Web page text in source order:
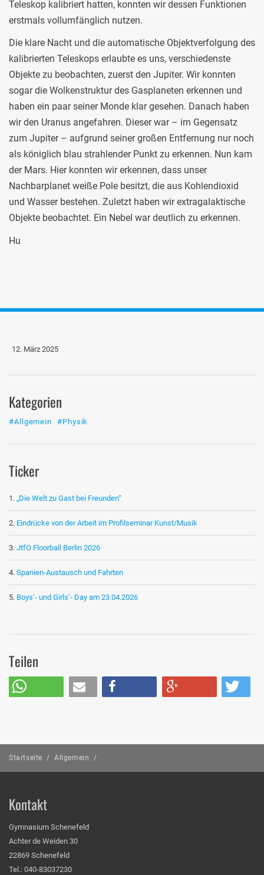
Teleskop kalibriert hatten, konnten wir dessen Funktionen
erstmals vollumfänglich nutzen.
Die klare Nacht und die automatische Objektverfolgung des
kalibrierten Teleskops erlaubte es uns, verschiedenste
Objekte zu beobachten, zuerst den Jupiter. Wir konnten
sogar die Wolkenstruktur des Gasplaneten erkennen und
haben ein paar seiner Monde klar gesehen. Danach haben
wir den Uranus angefahren. Dieser war – im Gegensatz
zum Jupiter – aufgrund seiner großen Entfernung nur noch
als königlich blau strahlender Punkt zu erkennen. Nun kam
der Mars. Hier konnten wir erkennen, dass unser
Nachbarplanet weiße Pole besitzt, die aus Kohlendioxid
und Wasser bestehen. Zuletzt haben wir extragalaktische
Objekte beobachtet. Ein Nebel war deutlich zu erkennen.
Hu
12. März 2025
Kategorien
#Allgemein #Physik
Ticker
„Die Welt zu Gast bei Freunden“
Eindrücke von der Arbeit im Profilseminar Kunst/Musik
JtfO Floorball Berlin 2026
Spanien-Austausch und Fahrten
Boys‘- und Girls‘- Day am 23.04.2026
Teilen
Startseite / Allgemein /
Kontakt
Gymnasium Schenefeld
Achter de Weiden 30
22869 Schenefeld
Tel.: 040-83037230